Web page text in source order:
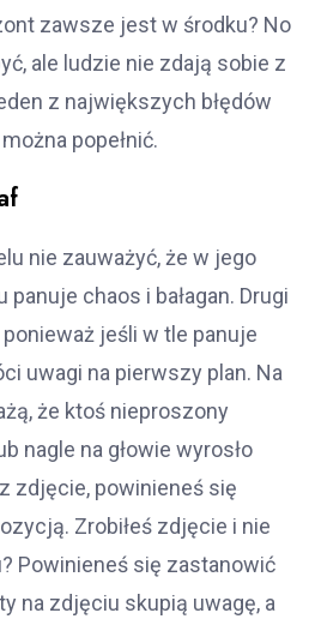
zawsze jest w środku? No
ale ludzie nie zdają sobie z
z największych błędów
popełnić.
nie zauważyć, że w jego
chaos i bałagan. Drugi
jeśli w tle panuje
uwagi na pierwszy plan. Na
że ktoś nieproszony
nagle na głowie wyrosło
zdjęcie, powinieneś się
Zrobiłeś zdjęcie i nie
Powinieneś się zastanowić
na zdjęciu skupią uwagę, a